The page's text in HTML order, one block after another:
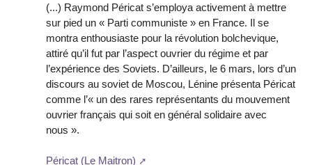
(...) Raymond Péricat s’employa activement à mettre
sur pied un « Parti communiste » en France. Il se
montra enthousiaste pour la révolution bolchevique,
attiré qu’il fut par l’aspect ouvrier du régime et par
l’expérience des Soviets. D’ailleurs, le 6 mars, lors d’un
discours au soviet de Moscou, Lénine présenta Péricat
comme l’« un des rares représentants du mouvement
ouvrier français qui soit en général solidaire avec
nous ».
Péricat (Le Maitron)